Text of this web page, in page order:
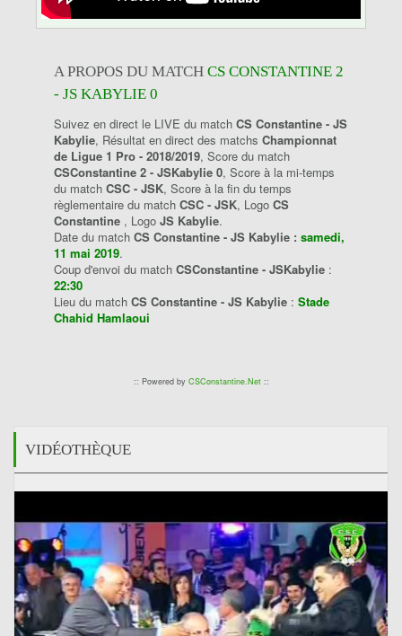
A PROPOS DU MATCH CS CONSTANTINE 2
- JS KABYLIE 0
Suivez en direct le LIVE du match CS Constantine - JS
Kabylie, Résultat en direct des matchs Championnat
de Ligue 1 Pro - 2018/2019, Score du match
CSConstantine 2 - JSKabylie 0, Score à la mi-temps
du match CSC - JSK, Score à la fin du temps
règlementaire du match CSC - JSK, Logo CS
Constantine , Logo JS Kabylie.
Date du match CS Constantine - JS Kabylie : samedi,
11 mai 2019.
Coup d'envoi du match CSConstantine - JSKabylie :
22:30
Lieu du match CS Constantine - JS Kabylie : Stade
Chahid Hamlaoui
:: Powered by CSConstantine.Net::
VIDÉOTHÈQUE